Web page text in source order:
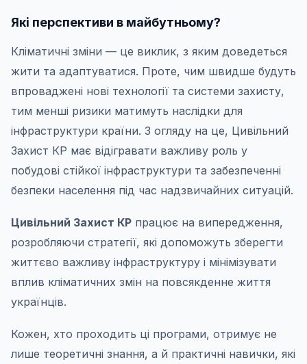
Які перспективи в майбутньому?
Кліматичні зміни — це виклик, з яким доведеться
жити та адаптуватися. Проте, чим швидше будуть
впроваджені нові технології та системи захисту,
тим менші ризики матимуть наслідки для
інфраструктури країни. З огляду на це, Цивільний
Захист КР має відігравати важливу роль у
побудові стійкої інфраструктури та забезпеченні
безпеки населення під час надзвичайних ситуацій.
Цивільний Захист КР працює на випередження,
розробляючи стратегії, які допоможуть зберегти
життєво важливу інфраструктуру і мінімізувати
вплив кліматичних змін на повсякденне життя
українців.
Кожен, хто проходить ці програми, отримує не
лише теоретичні знання, а й практичні навички, які